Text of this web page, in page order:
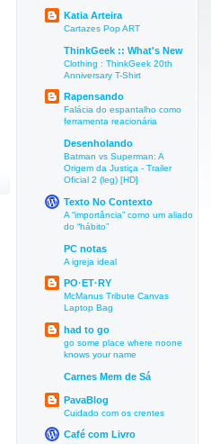
Katia Arteira
Cartazes Pop ART
ThinkGeek :: What's New
Clothing : ThinkGeek 20th
Anniversary T-Shirt
Rapensando
Falácia do espantalho como
ferramenta reacionária
Desenholando
Batman vs Superman: A
Origem da Justiça - Trailer
Oficial 2 (leg) [HD]
Texto No Contexto
A “importância” como um aliado
do “hábito”
PC notas
A igreja ideal
PO·ET·RY
McManus Tribute Canvas
Laptop Bag
had to go
go some place where noone
knows your name
Carnes Mem de Sá
PavaBlog
Cuidado com os crentes
Café com Livro